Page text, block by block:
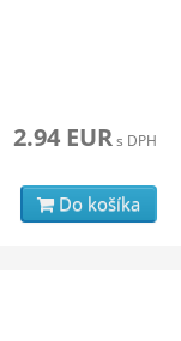
2.94 EURs DPH
Do košíka